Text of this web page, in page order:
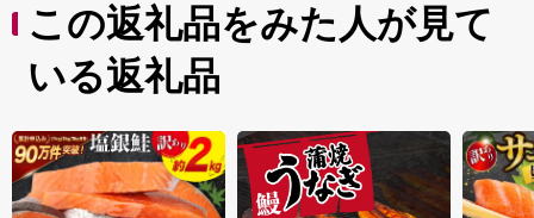
この返礼品をみた人が見て
いる返礼品